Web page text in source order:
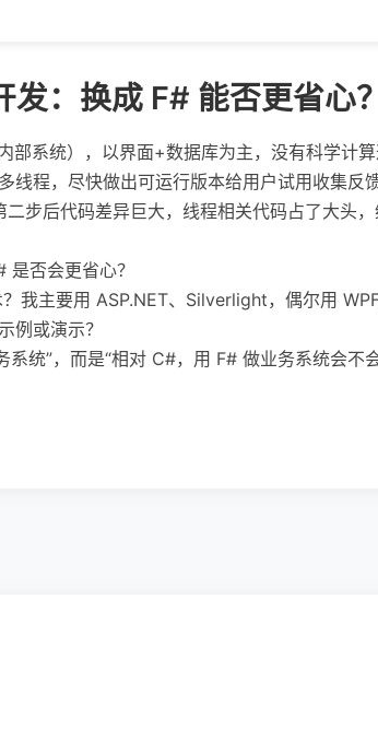
：换成 F# 能否更省心？
部系统），以界面+数据库为主，没有科学计
线程，尽快做出可运行版本给用户试用收集反
步后代码差异巨大，线程相关代码占了大头，
是否会更省心？
我主要用 ASP.NET、Silverlight，偶尔用 WPF
例或演示？
统”，而是“相对 C#，用 F# 做业务系统会不